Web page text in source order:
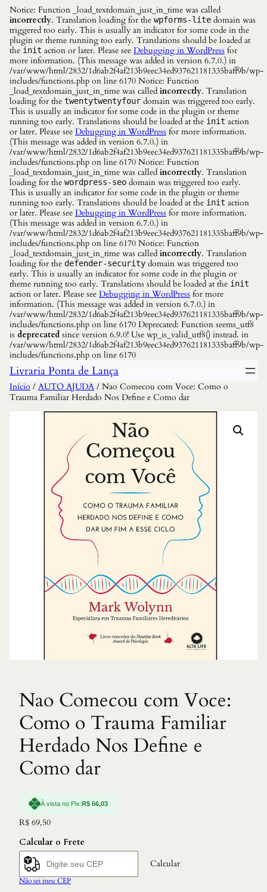
Notice: Function _load_textdomain_just_in_time was called
incorrectly. Translation loading for the wpforms-lite domain was
triggered too early. This is usually an indicator for some code in the
plugin or theme running too early. Translations should be loaded at
the init action or later. Please see Debugging in WordPress for
more information. (This message was added in version 6.7.0.) in
/var/www/html/2832/1d6ab2f4af213b9eec34ed937621181335baff9b/wp-
includes/functions.php on line 6170 Notice: Function
_load_textdomain_just_in_time was called incorrectly. Translation
loading for the twentytwentyfour domain was triggered too early.
This is usually an indicator for some code in the plugin or theme
running too early. Translations should be loaded at the init action
or later. Please see Debugging in WordPress for more information.
(This message was added in version 6.7.0.) in
/var/www/html/2832/1d6ab2f4af213b9eec34ed937621181335baff9b/wp-
includes/functions.php on line 6170 Notice: Function
_load_textdomain_just_in_time was called incorrectly. Translation
loading for the wordpress-seo domain was triggered too early.
This is usually an indicator for some code in the plugin or theme
running too early. Translations should be loaded at the init action
or later. Please see Debugging in WordPress for more information.
(This message was added in version 6.7.0.) in
/var/www/html/2832/1d6ab2f4af213b9eec34ed937621181335baff9b/wp-
includes/functions.php on line 6170 Notice: Function
_load_textdomain_just_in_time was called incorrectly. Translation
loading for the defender-security domain was triggered too
early. This is usually an indicator for some code in the plugin or
theme running too early. Translations should be loaded at the init
action or later. Please see Debugging in WordPress for more
information. (This message was added in version 6.7.0.) in
/var/www/html/2832/1d6ab2f4af213b9eec34ed937621181335baff9b/wp-
includes/functions.php on line 6170 Deprecated: Function seems_utf8
is deprecated since version 6.9.0! Use wp_is_valid_utf8() instead. in
/var/www/html/2832/1d6ab2f4af213b9eec34ed937621181335baff9b/wp-
includes/functions.php on line 6170
Livraria Ponta de Lança
Início / AUTO AJUDA / Nao Comecou com Voce: Como o
Trauma Familiar Herdado Nos Define e Como dar
Nao Comecou com Voce:
Como o Trauma Familiar
Herdado Nos Define e
Como dar
À vista no Pix:R$ 66,03
R$ 69,50
Calcular o Frete
Calcular
Não sei meu CEP